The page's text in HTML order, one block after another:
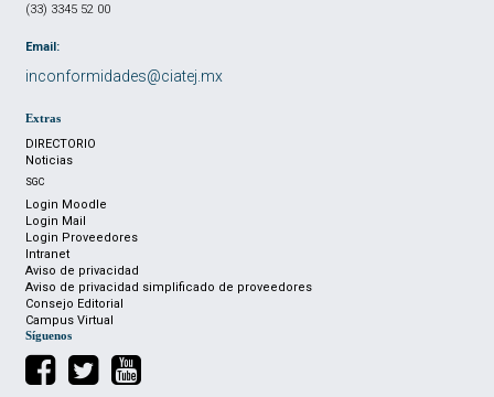
(33) 3345 52 00
Email:
inconformidades@ciatej.mx
Extras
DIRECTORIO
Noticias
SGC
Login Moodle
Login Mail
Login Proveedores
Intranet
Aviso de privacidad
Aviso de privacidad simplificado de proveedores
Consejo Editorial
Campus Virtual
Síguenos